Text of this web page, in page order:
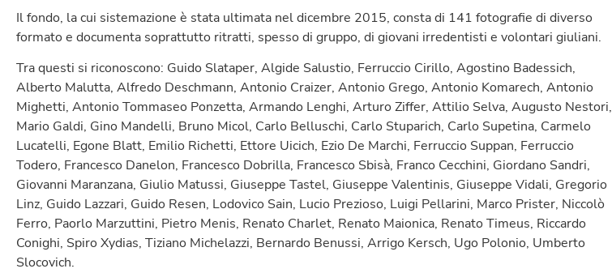
Il fondo, la cui sistemazione è stata ultimata nel dicembre 2015, consta di 141 fotografie di diverso
formato e documenta soprattutto ritratti, spesso di gruppo, di giovani irredentisti e volontari giuliani.
Tra questi si riconoscono: Guido Slataper, Algide Salustio, Ferruccio Cirillo, Agostino Badessich,
Alberto Malutta, Alfredo Deschmann, Antonio Craizer, Antonio Grego, Antonio Komarech, Antonio
Mighetti, Antonio Tommaseo Ponzetta, Armando Lenghi, Arturo Ziffer, Attilio Selva, Augusto Nestori,
Mario Galdi, Gino Mandelli, Bruno Micol, Carlo Belluschi, Carlo Stuparich, Carlo Supetina, Carmelo
Lucatelli, Egone Blatt, Emilio Richetti, Ettore Uicich, Ezio De Marchi, Ferruccio Suppan, Ferruccio
Todero, Francesco Danelon, Francesco Dobrilla, Francesco Sbisà, Franco Cecchini, Giordano Sandri,
Giovanni Maranzana, Giulio Matussi, Giuseppe Tastel, Giuseppe Valentinis, Giuseppe Vidali, Gregorio
Linz, Guido Lazzari, Guido Resen, Lodovico Sain, Lucio Prezioso, Luigi Pellarini, Marco Prister, Niccolò
Ferro, Paorlo Marzuttini, Pietro Menis, Renato Charlet, Renato Maionica, Renato Timeus, Riccardo
Conighi, Spiro Xydias, Tiziano Michelazzi, Bernardo Benussi, Arrigo Kersch, Ugo Polonio, Umberto
Slocovich.